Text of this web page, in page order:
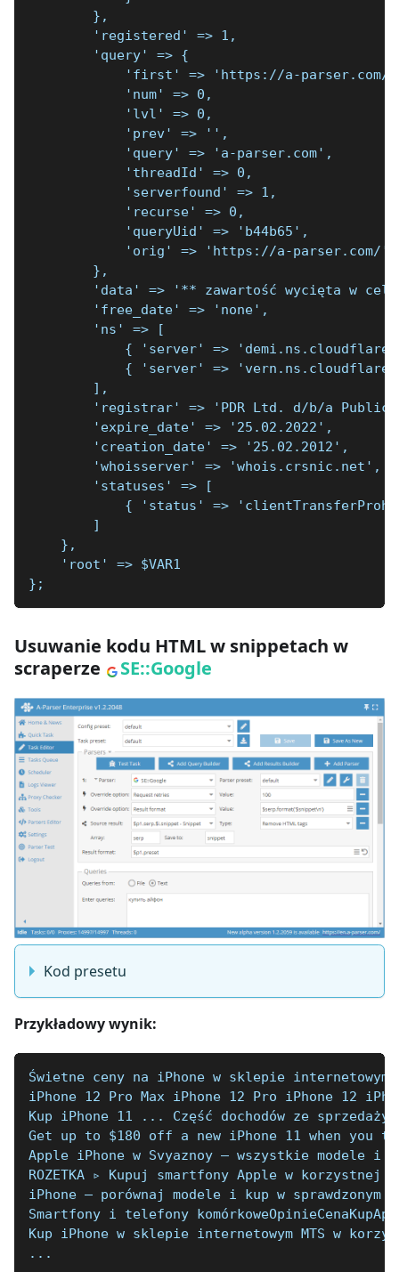
        },
        'registered' => 1,
        'query' => {
'first' => 'https://a-parser.com/
            'num' => 0,
            'lvl' => 0,
            'prev' => '',
            'query' => 'a-parser.com',
            'threadId' => 0,
            'serverfound' => 1,
            'recurse' => 0,
            'queryUid' => 'b44b65',
            'orig' => 'https://a-parser.com/'
        },
'data' => '** zawartość wycięta w
        'free_date' => 'none',
        'ns' => [
{ 'server' =>
{ 'server' =>
        ],
'registrar' => 'PDR Ltd. d/b/a
        'expire_date' => '25.02.2022',
        'creation_date' => '25.02.2012',
        'whoisserver' => 'whois.crsnic.net',
        'statuses' => [
{ 'status' =>
        ]
    },
    'root' => $VAR1
};
Usuwanie kodu HTML w snippetach w
scraperze
SE::Google
Kod presetu
Przykładowy wynik:
Świetne ceny na iPhone w sklepie
iPhone 12 Pro Max iPhone 12 Pro iPhone 12
Kup iPhone 11 ... Część dochodów ze
Get up to $180 off a new iPhone 11 when
Apple iPhone w Svyaznoy — wszystkie modele i
ROZETKA ▹ Kupuj smartfony Apple w
iPhone — porównaj modele i kup w
Smartfony i telefony
Kup iPhone w sklepie internetowym MTS w
...